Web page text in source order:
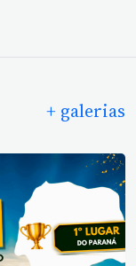
+ galerias